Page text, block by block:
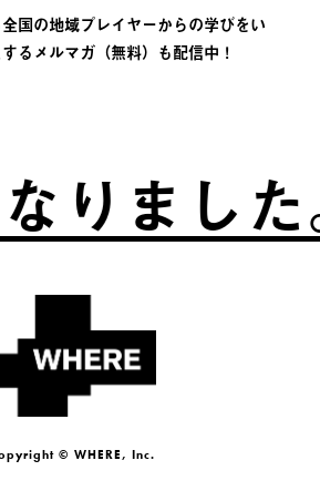
国の地域プレイヤーからの学びをい
るメルマガ（無料）も配信中！
ました。
© WHERE, Inc.